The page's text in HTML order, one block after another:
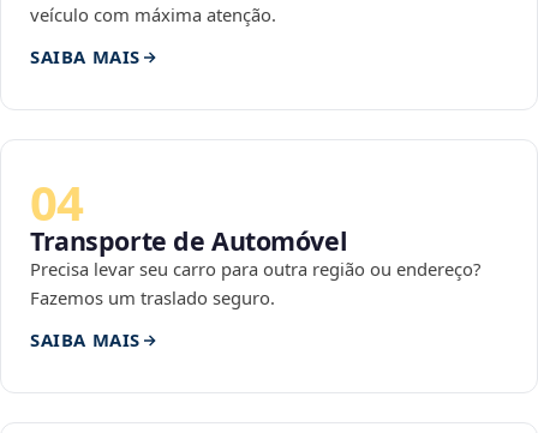
veículo com máxima atenção.
SAIBA MAIS
04
Transporte de Automóvel
Precisa levar seu carro para outra região ou endereço?
Fazemos um traslado seguro.
SAIBA MAIS